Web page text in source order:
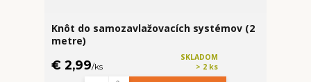
Knôt do samozavlažovacích systémov (2
metre)
€ 2,99/ks
SKLADOM
> 2 ks